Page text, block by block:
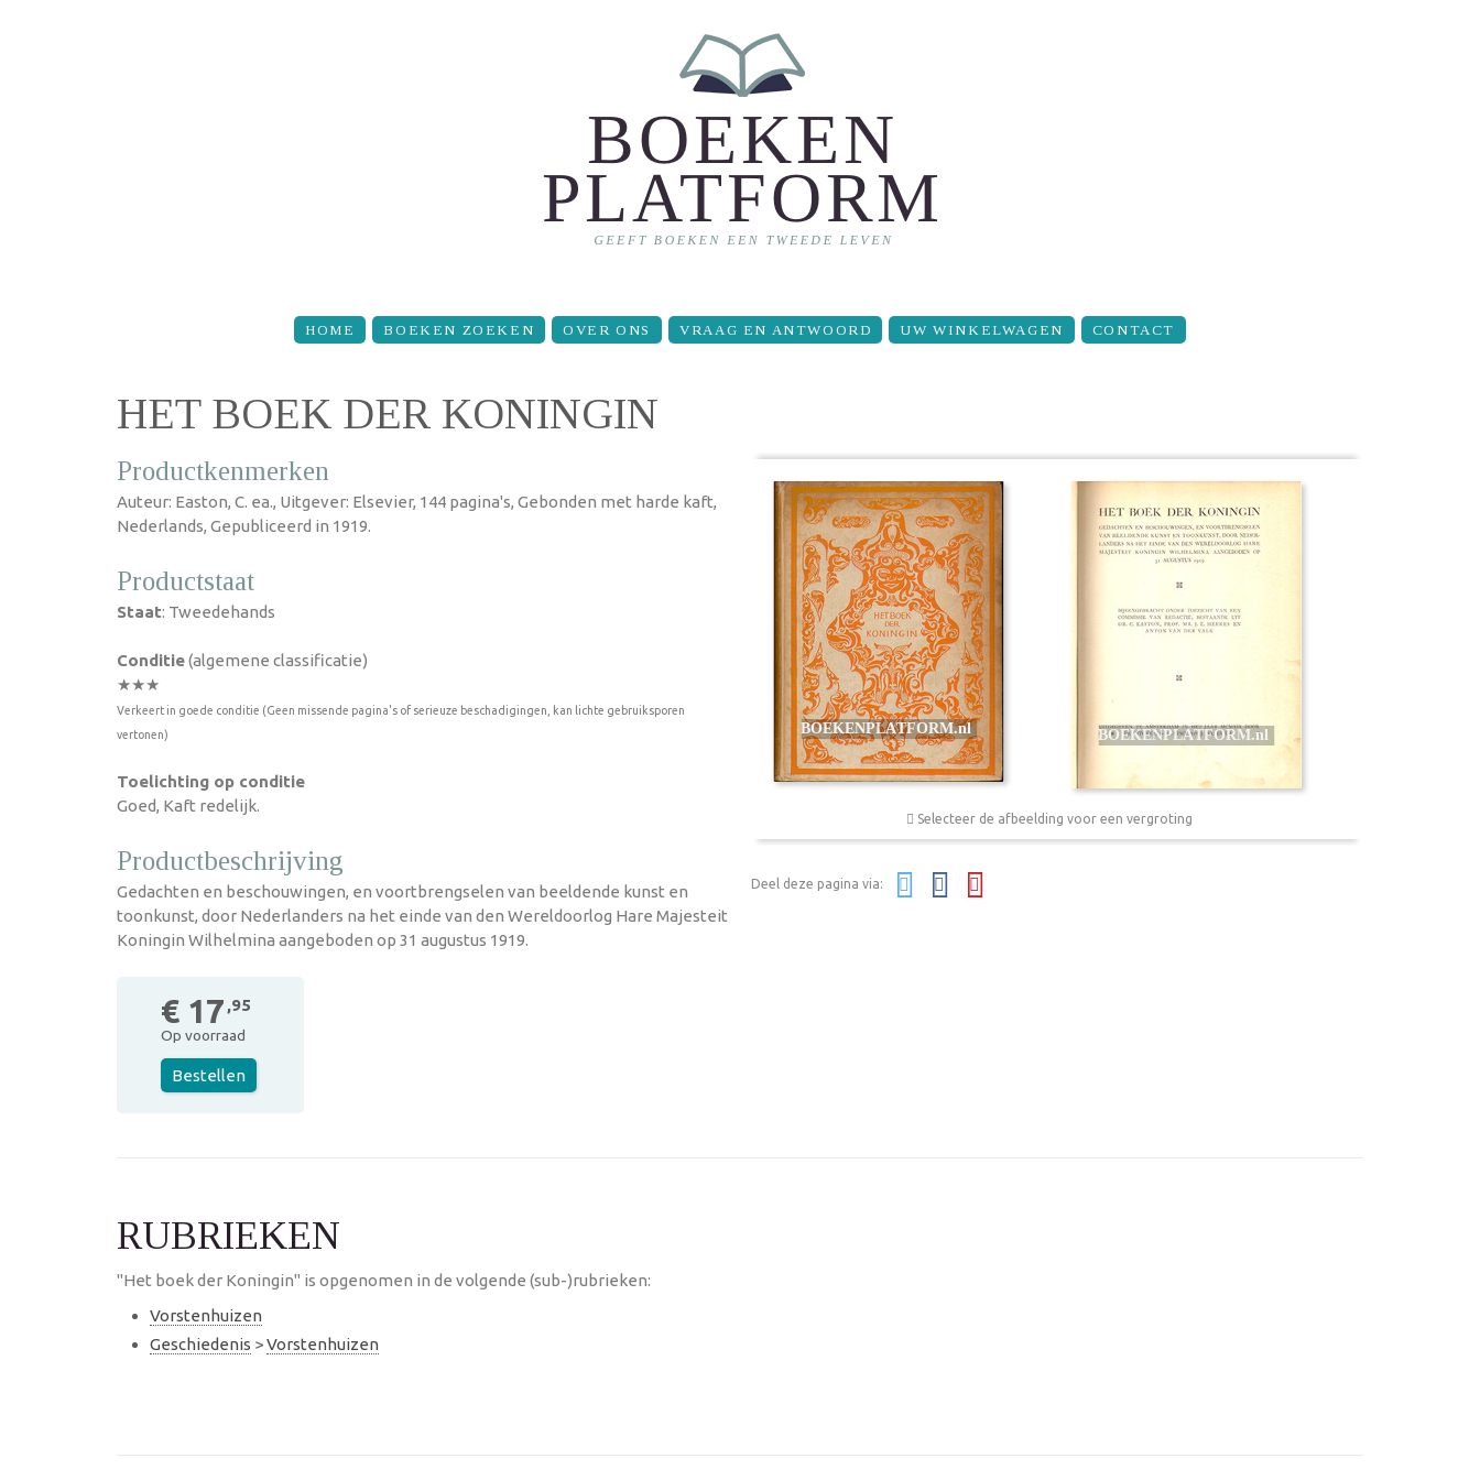
HOME BOEKEN ZOEKEN OVER ONS VRAAG EN ANTWOORD UW WINKELWAGEN CONTACT
HET BOEK DER KONINGIN
Productkenmerken
Auteur: Easton, C. ea., Uitgever: Elsevier, 144 pagina's, Gebonden met harde kaft,
Nederlands, Gepubliceerd in 1919.
Productstaat
Staat: Tweedehands
Conditie(algemene classificatie)
★★★
Verkeert in goede conditie (Geen missende pagina's of serieuze beschadigingen, kan lichte gebruiksporen
vertonen)
Toelichting op conditie
Goed, Kaft redelijk.
Productbeschrijving
Gedachten en beschouwingen, en voortbrengselen van beeldende kunst en
toonkunst, door Nederlanders na het einde van den Wereldoorlog Hare Majesteit
Koningin Wilhelmina aangeboden op 31 augustus 1919.
€ 17 ,95
Op voorraad
Bestellen
Selecteer de afbeelding voor een vergroting
Deel deze pagina via:
RUBRIEKEN
"Het boek der Koningin" is opgenomen in de volgende (sub-)rubrieken:
Vorstenhuizen
Geschiedenis >Vorstenhuizen